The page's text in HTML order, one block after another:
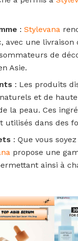
:Stylevana
avec une livraison
de
Asie.
: Les produits
et de
la peau. Ces
dans des
: Que vous
propose une
ainsi à